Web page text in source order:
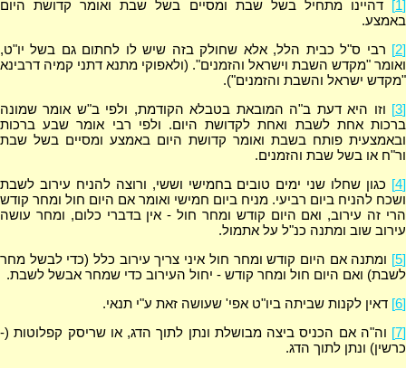
[1]
דהיינו מתחיל בשל שבת ומסיים בשל שבת ואומר קדושת היום
באמצע.
[2]
רבי ס"ל כבית הלל, אלא שחולק בזה שיש לו לחתום גם בשל יו"ט,
ואומר "מקדש השבת וישראל והזמנים". (ולאפוקי מתנא דתני קמיה דרבינא
"מקדש ישראל והשבת והזמנים").
[3]
וזו היא דעת ב"ה המובאת בטבלא הקודמת, ולפי ב"ש אומר שמונה
ברכות אחת לשבת ואחת לקדושת היום. ולפי רבי אומר שבע ברכות
ובאמצעית פותח בשבת ואומר קדושת היום באמצע ומסיים בשל שבת
ור"ח או בשל שבת והזמנים.
[4]
כגון שחלו שני ימים טובים בחמישי וששי, ורוצה להניח עירוב לשבת
ושכח להניח ביום רביעי. מניח ביום חמישי ואומר אם היום חול ומחר קודש
הרי זה עירוב, ואם היום קודש ומחר חול - אין בדברי כלום, ומחר עושה
עירוב שוב ומתנה כנ"ל על אתמול.
[5]
ומתנה אם היום קודש ומחר חול איני צריך עירוב כלל (כדי לבשל מחר
לשבת) ואם היום חול ומחר קודש - יחול העירוב כדי שמחר אבשל לשבת.
[6]
דאין לקנות שביתה ביו"ט אפי' שעושה זאת ע"י תנאי.
[7]
וה"ה אם הכניס ביצה מבושלת ונתן לתוך הדג, או שריסק קפלוטות (-
כרשין) ונתן לתוך הדג.